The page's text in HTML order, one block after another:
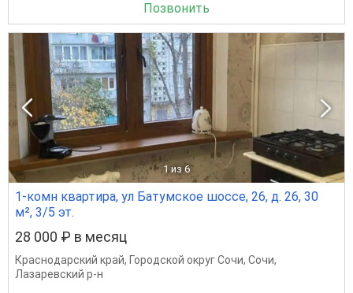
Позвонить
1 из 6
1-комн квартира, ул Батумское шоссе, 26, д. 26, 30
м², 3/5 эт.
28 000 ₽ в месяц
Краснодарский край, Городской округ Сочи, Сочи,
Лазаревский р-н